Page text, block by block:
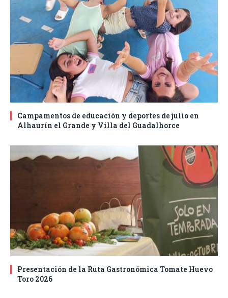
Campamentos de educación y deportes de julio en
Alhaurín el Grande y Villa del Guadalhorce
Presentación de la Ruta Gastronómica Tomate Huevo
Toro 2026